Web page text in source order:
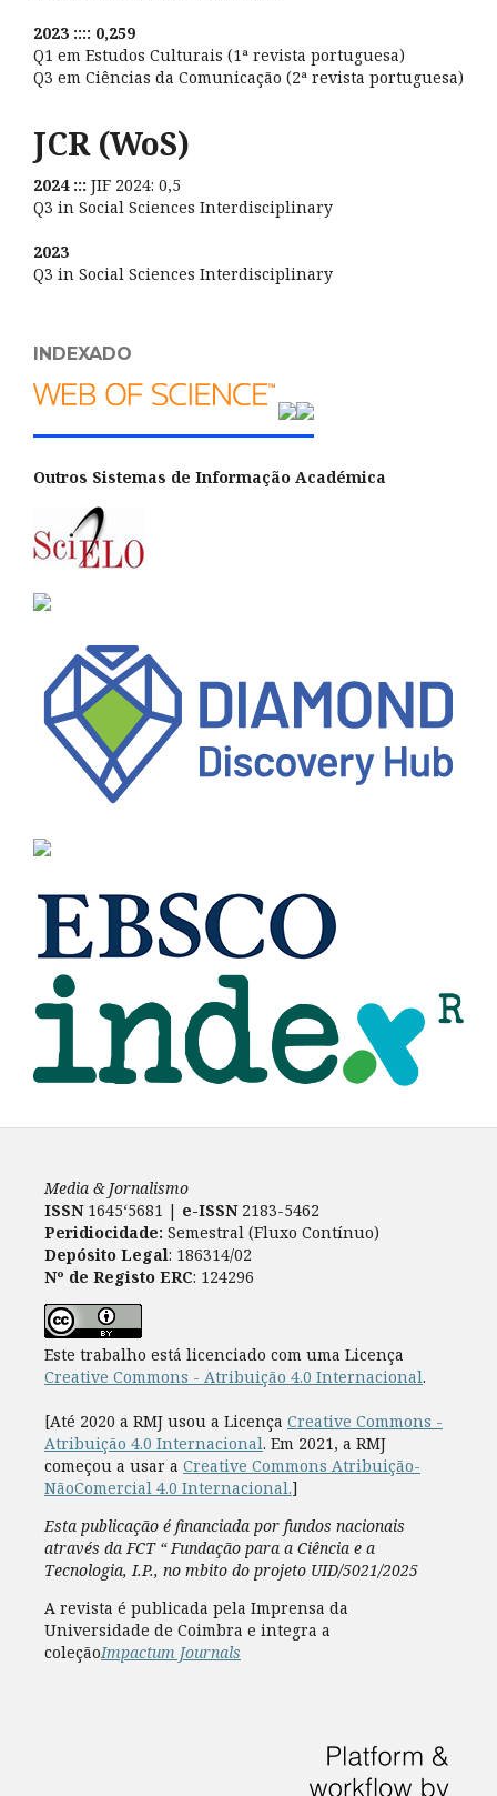
2023 :::: 0,259
Q1 em Estudos Culturais (1ª revista portuguesa)
Q3 em Ciências da Comunicação (2ª revista portuguesa)
JCR (WoS)
2024 ::: JIF 2024: 0,5
Q3 in Social Sciences Interdisciplinary
2023
Q3 in Social Sciences Interdisciplinary
INDEXADO
Outros Sistemas de Informação Académica
Media & Jornalismo
ISSN 1645‘5681 | e-ISSN2183-5462
Peridiocidade: Semestral (Fluxo Contínuo)
Depósito Legal: 186314/02
Nº de Registo ERC: 124296
Este trabalho está licenciado com uma Licença
Creative Commons - Atribuição 4.0 Internacional.
[Até 2020 a RMJ usou a Licença Creative Commons -
Atribuição 4.0 Internacional. Em 2021, a RMJ
começou a usar a Creative Commons Atribuição-
NãoComercial 4.0 Internacional.]
Esta publicação é financiada por fundos nacionais
através da FCT “ Fundação para a Ciência e a
Tecnologia, I.P., no mbito do projeto UID/5021/2025
A revista é publicada pela Imprensa da
Universidade de Coimbra e integra a
coleçãoImpactum Journals